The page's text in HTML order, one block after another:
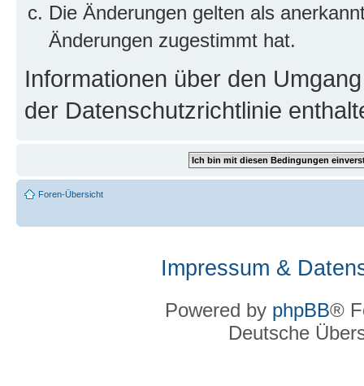
Die Änderungen gelten als
Änderungen zugestimmt hat.
Informationen über den
der Datenschutzrichtlinie
Foren-Übersicht
Impressum &
Powered by phpBB®
Deutsche